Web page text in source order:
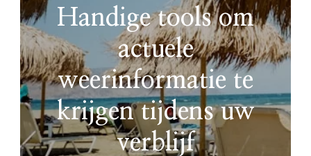
Handige tools om
actuele
weerinformatie te
krijgen tijdens uw
verblijf